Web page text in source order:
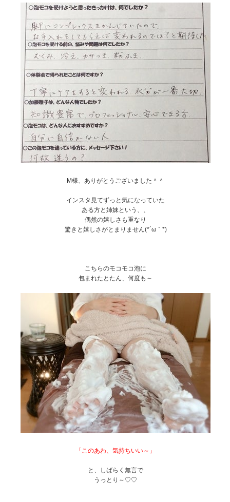
M様、ありがとうございました＾＾
インスタ見てずっと気になっていた
ある方と姉妹という、、
偶然の嬉しさも重なり
驚きと嬉しさがとまりません(*´ω｀*)
こちらのモコモコ泡に
包まれたとたん、何度も～
「このあわ、気持ちいい～」
と、しばらく無言で
うっとり～♡♡